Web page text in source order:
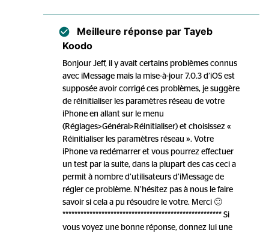
Meilleure réponse par Tayeb
Koodo
Bonjour Jeff, il y avait certains problèmes connus
avec iMessage mais la mise-à-jour 7.0.3 d’iOS est
supposée avoir corrigé ces problèmes, je suggère
de réinitialiser les paramètres réseau de votre
iPhone en allant sur le menu
(Réglages>Général>Réinitialiser) et choisissez «
Réinitialiser les paramètres réseau ». Votre
iPhone va redémarrer et vous pourrez effectuer
un test par la suite, dans la plupart des cas ceci a
permit à nombre d’utilisateurs d’iMessage de
régler ce problème. N’hésitez pas à nous le faire
savoir si cela a pu résoudre le votre. Merci 🙂
***************************************************** Si
vous voyez une bonne réponse, donnez lui une